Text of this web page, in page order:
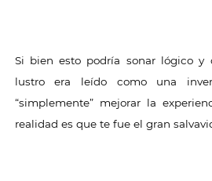
Si bien esto podría sonar lógico y
lustro era leído como una
“simplemente” mejorar la
realidad es que te fue el gran